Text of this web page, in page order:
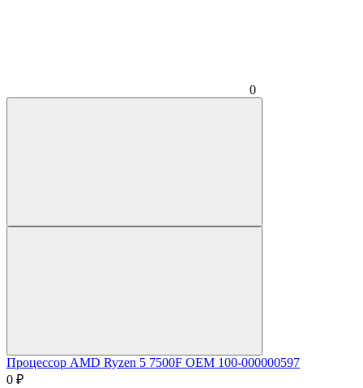
0
Процессор AMD Ryzen 5 7500F OEM 100-000000597
0 ₽